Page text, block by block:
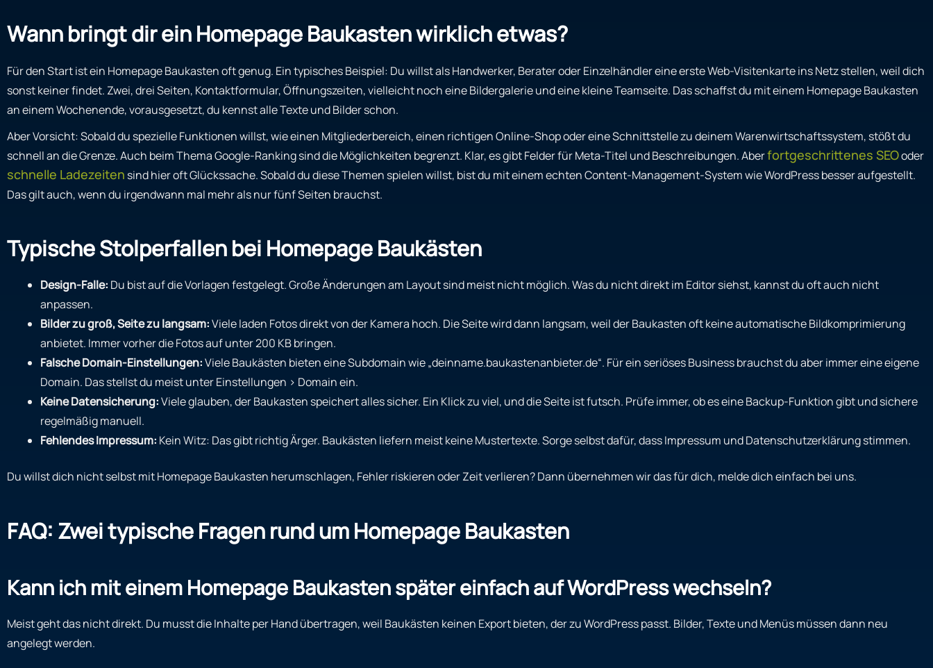
Wann bringt dir ein Homepage Baukasten wirklich etwas?
Für den Start ist ein Homepage Baukasten oft genug. Ein typisches Beispiel: Du willst als Handwerker, Berater oder Einzelhändler eine erste Web-Visitenkarte ins Netz stellen, weil dich
sonst keiner findet. Zwei, drei Seiten, Kontaktformular, Öffnungszeiten, vielleicht noch eine Bildergalerie und eine kleine Teamseite. Das schaffst du mit einem Homepage Baukasten
an einem Wochenende, vorausgesetzt, du kennst alle Texte und Bilder schon.
Aber Vorsicht: Sobald du spezielle Funktionen willst, wie einen Mitgliederbereich, einen richtigen Online-Shop oder eine Schnittstelle zu deinem Warenwirtschaftssystem, stößt du
schnell an die Grenze. Auch beim Thema Google-Ranking sind die Möglichkeiten begrenzt. Klar, es gibt Felder für Meta-Titel und Beschreibungen. Aberfortgeschrittenes SEOoder
schnelle Ladezeiten sind hier oft Glückssache. Sobald du diese Themen spielen willst, bist du mit einem echten Content-Management-System wie WordPress besser aufgestellt.
Das gilt auch, wenn du irgendwann mal mehr als nur fünf Seiten brauchst.
Typische Stolperfallen bei Homepage Baukästen
Design-Falle: Du bist auf die Vorlagen festgelegt. Große Änderungen am Layout sind meist nicht möglich. Was du nicht direkt im Editor siehst, kannst du oft auch nicht
anpassen.
Bilder zu groß, Seite zu langsam:Viele laden Fotos direkt von der Kamera hoch. Die Seite wird dann langsam, weil der Baukasten oft keine automatische Bildkomprimierung
anbietet. Immer vorher die Fotos auf unter 200 KB bringen.
Falsche Domain-Einstellungen:Viele Baukästen bieten eine Subdomain wie „deinname.baukastenanbieter.de“. Für ein seriöses Business brauchst du aber immer eine eigene
Domain. Das stellst du meist unter Einstellungen > Domain ein.
Keine Datensicherung:Viele glauben, der Baukasten speichert alles sicher. Ein Klick zu viel, und die Seite ist futsch. Prüfe immer, ob es eine Backup-Funktion gibt und sichere
regelmäßig manuell.
Fehlendes Impressum: Kein Witz: Das gibt richtig Ärger. Baukästen liefern meist keine Mustertexte. Sorge selbst dafür, dass Impressum und Datenschutzerklärung stimmen.
Du willst dich nicht selbst mit Homepage Baukasten herumschlagen, Fehler riskieren oder Zeit verlieren? Dann übernehmen wir das für dich, melde dich einfach bei uns.
FAQ: Zwei typische Fragen rund um Homepage Baukasten
Kann ich mit einem Homepage Baukasten später einfach auf WordPress wechseln?
Meist geht das nicht direkt. Du musst die Inhalte per Hand übertragen, weil Baukästen keinen Export bieten, der zu WordPress passt. Bilder, Texte und Menüs müssen dann neu
angelegt werden.